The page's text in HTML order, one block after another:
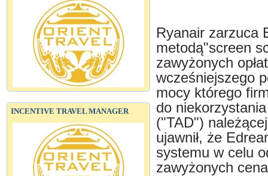
INCENTIVE TRAVEL MANAGER
Ryanair zarzuca
metodą"screen
zawyżonych
wcześniejszego
mocy którego
do
("TAD")
ujawnił, że
systemu w celu
zawyżonych